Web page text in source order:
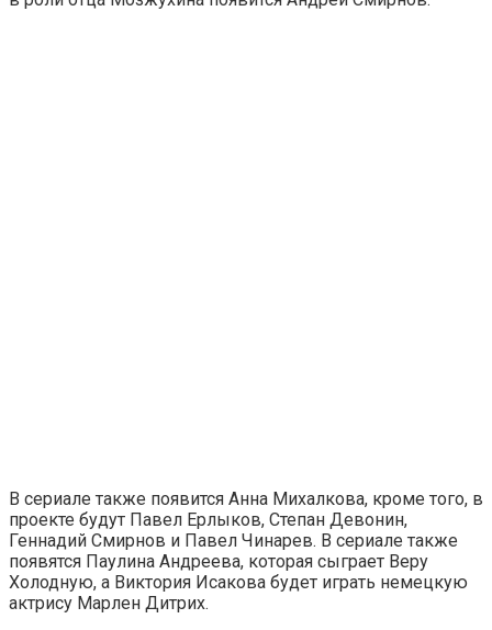
В сериале также появится Анна Михалкова, кроме того, в
проекте будут Павел Ерлыков, Степан Девонин,
Геннадий Смирнов и Павел Чинарев. В сериале также
появятся Паулина Андреева, которая сыграет Веру
Холодную, а Виктория Исакова будет играть немецкую
актрису Марлен Дитрих.